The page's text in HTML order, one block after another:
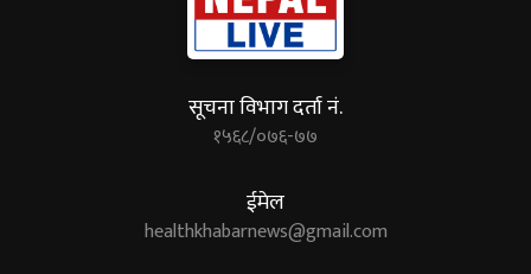
सूचना विभाग दर्ता नं.
१५६८/०७६-७७
ईमेल
healthkhabarnews@gmail.com